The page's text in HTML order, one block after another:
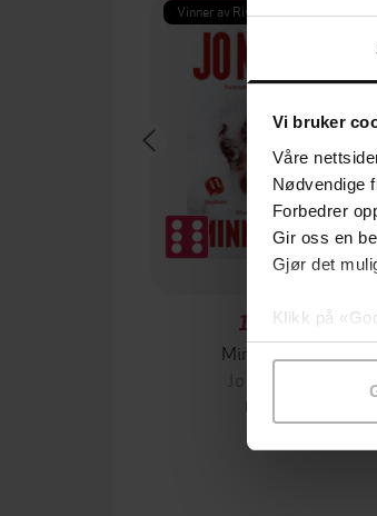
Vi bruker
Våre
Nødvendige
Forbedrer
Gir oss en
Gjør det
Klikk på
samtykke til
Vinner av Rivertonprisen
199,-
Minnesota
EBOK